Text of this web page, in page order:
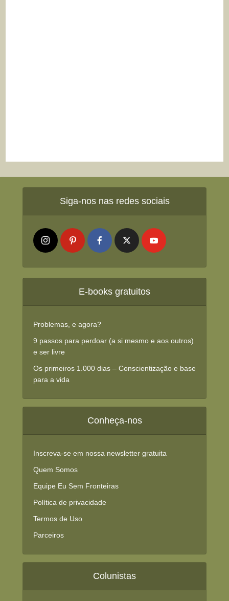
Siga-nos nas redes sociais
E-books gratuitos
Problemas, e agora?
9 passos para perdoar (a si mesmo e aos outros)
e ser livre
Os primeiros 1.000 dias – Conscientização e base
para a vida
Conheça-nos
Inscreva-se em nossa newsletter gratuita
Quem Somos
Equipe Eu Sem Fronteiras
Política de privacidade
Termos de Uso
Parceiros
Colunistas